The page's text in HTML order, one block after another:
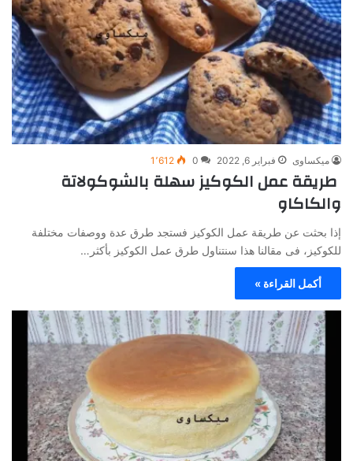
ميكساوى فبراير 6, 2022 0 1٬612
طريقة عمل الكوكيز سهلة بالشوكولاتة
والكاكاو
إذا بحثت عن طريقة عمل الكوكيز فستجد طرق عدة ووصفات مختلفة
للكوكيز، فى مقالنا هذا سنتناول طرق عمل الكوكيز بأكثر…
أكمل القراءة »